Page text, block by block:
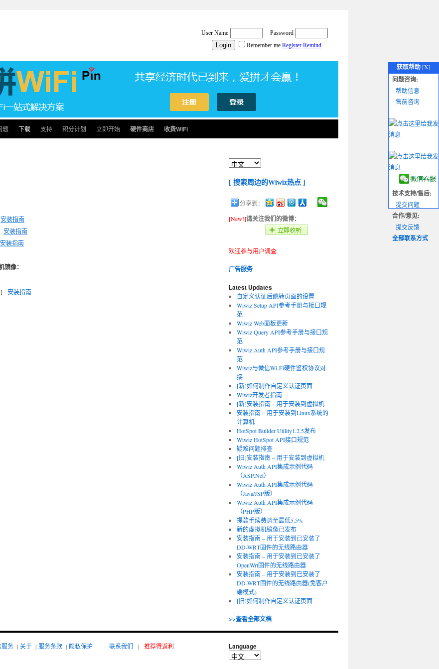
题 下载 支持 积分计划 立即开始 硬件商店 收费WiFi
安装指南
安装指南
安装指南
像：
] 安装指南
[ 搜索周边的Wiwiz热点 ]
分享到：
[New!]请关注我们的微博：
欢迎参与用户调查
广告服务
Latest Updates
自定义认证后跳转页面的设置
Wiwiz Setup API参考手册与接口规
范
Wiwiz Web面板更新
Wiwiz Query API参考手册与接口规
范
Wiwiz Auth API参考手册与接口规
范
Wiwiz与微信Wi-Fi硬件鉴权协议对
接
[新]如何制作自定义认证页面
Wiwiz开发者指南
[新]安装指南 – 用于安装到虚拟机
安装指南 – 用于安装到Linux系统的
计算机
HotSpot Builder Utility1.2.5发布
Wiwiz HotSpot API接口规范
疑难问题排查
[旧]安装指南 – 用于安装到虚拟机
Wiwiz Auth API集成示例代码
（ASP.Net）
Wiwiz Auth API集成示例代码
（Java/JSP版）
Wiwiz Auth API集成示例代码
（PHP版）
提款手续费调至最低5.5%
新的虚拟机镜像已发布
安装指南 – 用于安装到已安装了
DD-WRT固件的无线路由器
安装指南 – 用于安装到已安装了
OpenWrt固件的无线路由器
安装指南 – 用于安装到已安装了
DD-WRT固件的无线路由器(免客户
端模式)
[旧]如何制作自定义认证页面
>>查看全部文档
获取帮助 [X]
问题咨询:
帮助信息
售前咨询
技术支持/售后:
提交问题
合作/意见:
提交反馈
全部联系方式
服务 | 关于 | 服务条款 | 隐私保护 联系我们 | 推荐得返利 Language